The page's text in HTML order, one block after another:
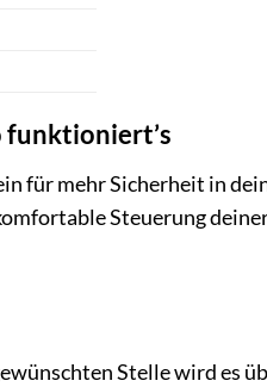
funktioniert’s
für mehr Sicherheit in
Steuerung
Stelle wird es